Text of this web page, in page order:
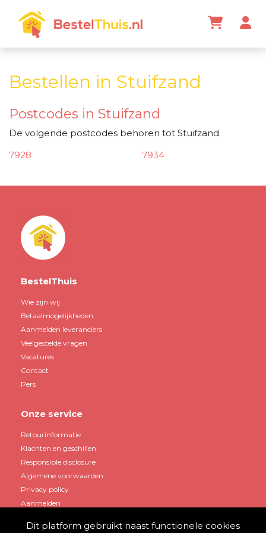
Bestellen in Stuifzand
Postcodes in Stuifzand
De volgende postcodes behoren tot Stuifzand.
7928
7934
BestelThuis
Wie zijn wij
Betaalmogelijkheden
Aanmelden leveranciers
Veelgestelde vragen
Vacatures
Contact
Pers
Onze service
Retourinformatie
Klachten en geschillen
Responsible disclosure
Algemene voorwaarden
Privacy policy
Aanmelden
Dit platform gebruikt naast functionele cookies